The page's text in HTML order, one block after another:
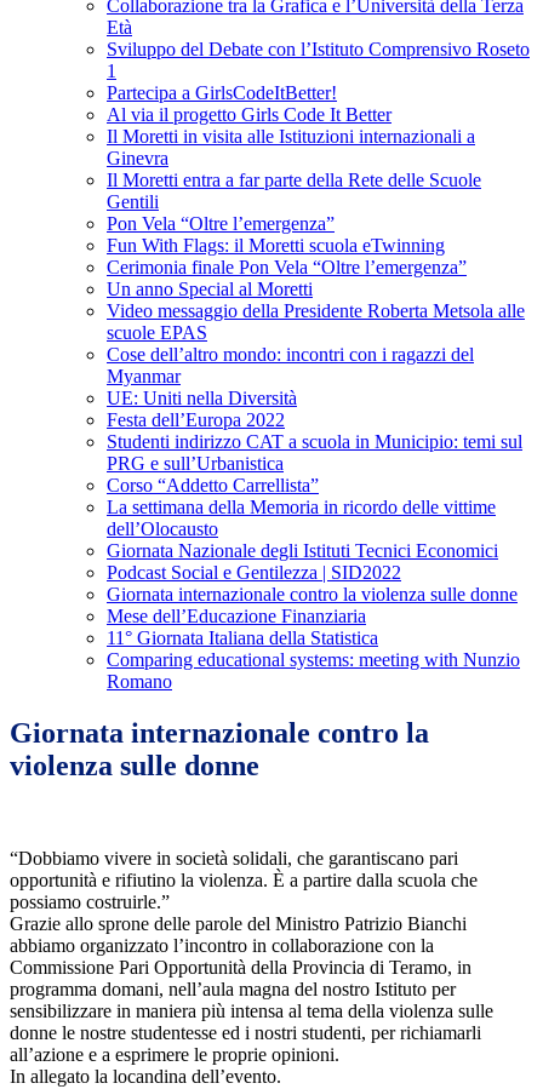
Collaborazione tra la Grafica e l’Università della Terza
Età
Sviluppo del Debate con l’Istituto Comprensivo Roseto
1
Partecipa a GirlsCodeItBetter!
Al via il progetto Girls Code It Better
Il Moretti in visita alle Istituzioni internazionali a
Ginevra
Il Moretti entra a far parte della Rete delle Scuole
Gentili
Pon Vela “Oltre l’emergenza”
Fun With Flags: il Moretti scuola eTwinning
Cerimonia finale Pon Vela “Oltre l’emergenza”
Un anno Special al Moretti
Video messaggio della Presidente Roberta Metsola alle
scuole EPAS
Cose dell’altro mondo: incontri con i ragazzi del
Myanmar
UE: Uniti nella Diversità
Festa dell’Europa 2022
Studenti indirizzo CAT a scuola in Municipio: temi sul
PRG e sull’Urbanistica
Corso “Addetto Carrellista”
La settimana della Memoria in ricordo delle vittime
dell’Olocausto
Giornata Nazionale degli Istituti Tecnici Economici
Podcast Social e Gentilezza | SID2022
Giornata internazionale contro la violenza sulle donne
Mese dell’Educazione Finanziaria
11° Giornata Italiana della Statistica
Comparing educational systems: meeting with Nunzio
Romano
Giornata internazionale contro la
violenza sulle donne
“Dobbiamo vivere in società solidali, che garantiscano pari
opportunità e rifiutino la violenza. È a partire dalla scuola che
possiamo costruirle.”
Grazie allo sprone delle parole del Ministro Patrizio Bianchi
abbiamo organizzato l’incontro in collaborazione con la
Commissione Pari Opportunità della Provincia di Teramo, in
programma domani, nell’aula magna del nostro Istituto per
sensibilizzare in maniera più intensa al tema della violenza sulle
donne le nostre studentesse ed i nostri studenti, per richiamarli
all’azione e a esprimere le proprie opinioni.
In allegato la locandina dell’evento.